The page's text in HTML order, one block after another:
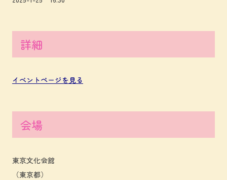
詳細
イベントページを見る
会場
東京文化会館
（東京都）